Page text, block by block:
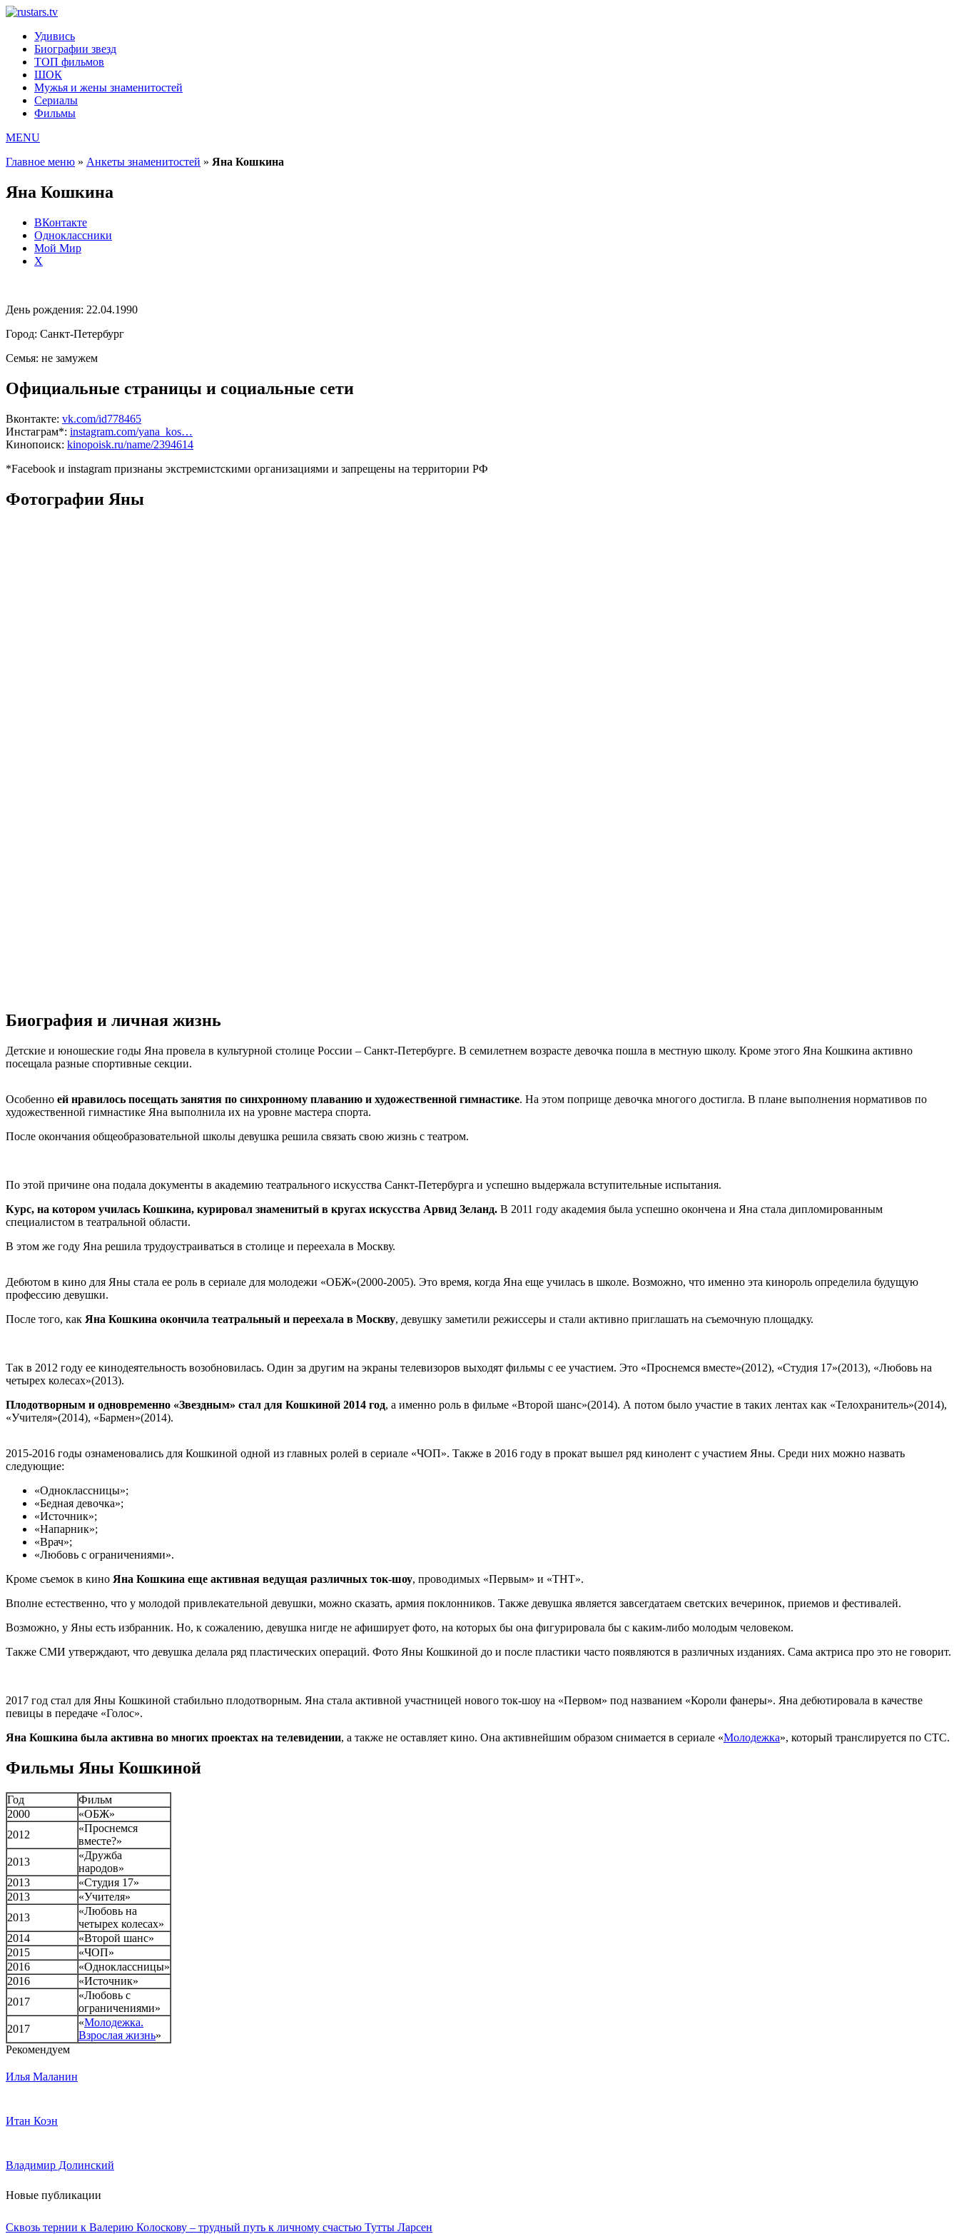
Удивись
Биографии звезд
ТОП фильмов
ШОК
Мужья и жены знаменитостей
Сериалы
Фильмы
MENU
Главное меню » Анкеты знаменитостей » Яна Кошкина
Яна Кошкина
ВКонтакте
Одноклассники
Мой Мир
X
День рождения: 22.04.1990
Город: Санкт-Петербург
Семья: не замужем
Официальные страницы и социальные сети
Вконтакте: vk.com/id778465
Инстаграм*: instagram.com/yana_kos…
Кинопоиск: kinopoisk.ru/name/2394614
*Facebook и instagram признаны экстремистскими организациями и запрещены на территории РФ
Фотографии Яны
Биография и личная жизнь
Детские и юношеские годы Яна провела в культурной столице России – Санкт-Петербурге. В семилетнем возрасте девочка пошла в местную школу. Кроме этого Яна Кошкина активно
посещала разные спортивные секции.
Особенно ей нравилось посещать занятия по синхронному плаванию и художественной гимнастике. На этом поприще девочка многого достигла. В плане выполнения нормативов по
художественной гимнастике Яна выполнила их на уровне мастера спорта.
После окончания общеобразовательной школы девушка решила связать свою жизнь с театром.
По этой причине она подала документы в академию театрального искусства Санкт-Петербурга и успешно выдержала вступительные испытания.
Курс, на котором училась Кошкина, курировал знаменитый в кругах искусства Арвид Зеланд. В 2011 году академия была успешно окончена и Яна стала дипломированным
специалистом в театральной области.
В этом же году Яна решила трудоустраиваться в столице и переехала в Москву.
Дебютом в кино для Яны стала ее роль в сериале для молодежи «ОБЖ»(2000-2005). Это время, когда Яна еще училась в школе. Возможно, что именно эта кинороль определила будущую
профессию девушки.
После того, как Яна Кошкина окончила театральный и переехала в Москву, девушку заметили режиссеры и стали активно приглашать на съемочную площадку.
Так в 2012 году ее кинодеятельность возобновилась. Один за другим на экраны телевизоров выходят фильмы с ее участием. Это «Проснемся вместе»(2012), «Студия 17»(2013), «Любовь на
четырех колесах»(2013).
Плодотворным и одновременно «Звездным» стал для Кошкиной 2014 год, а именно роль в фильме «Второй шанс»(2014). А потом было участие в таких лентах как «Телохранитель»(2014),
«Учителя»(2014), «Бармен»(2014).
2015-2016 годы ознаменовались для Кошкиной одной из главных ролей в сериале «ЧОП». Также в 2016 году в прокат вышел ряд кинолент с участием Яны. Среди них можно назвать
следующие:
«Одноклассницы»;
«Бедная девочка»;
«Источник»;
«Напарник»;
«Врач»;
«Любовь с ограничениями».
Кроме съемок в кино Яна Кошкина еще активная ведущая различных ток-шоу, проводимых «Первым» и «ТНТ».
Вполне естественно, что у молодой привлекательной девушки, можно сказать, армия поклонников. Также девушка является завсегдатаем светских вечеринок, приемов и фестивалей.
Возможно, у Яны есть избранник. Но, к сожалению, девушка нигде не афиширует фото, на которых бы она фигурировала бы с каким-либо молодым человеком.
Также СМИ утверждают, что девушка делала ряд пластических операций. Фото Яны Кошкиной до и после пластики часто появляются в различных изданиях. Сама актриса про это не говорит.
2017 год стал для Яны Кошкиной стабильно плодотворным. Яна стала активной участницей нового ток-шоу на «Первом» под названием «Короли фанеры». Яна дебютировала в качестве
певицы в передаче «Голос».
Яна Кошкина была активна во многих проектах на телевидении, а также не оставляет кино. Она активнейшим образом снимается в сериале «Молодежка», который транслируется по СТС.
Фильмы Яны Кошкиной
Год
Фильм
2000
«ОБЖ»
2012
«Проснемся
вместе?»
2013
«Дружба
народов»
2013
«Студия 17»
2013
«Учителя»
2013
«Любовь на
четырех колесах»
2014
«Второй шанс»
2015
«ЧОП»
2016
«Одноклассницы»
2016
«Источник»
2017
«Любовь с
ограничениями»
2017
«Молодежка.
Взрослая жизнь»
Рекомендуем
Илья Маланин
Итан Коэн
Владимир Долинский
Новые публикации
Сквозь тернии к Валерию Колоскову – трудный путь к личному счастью Тутты Ларсен